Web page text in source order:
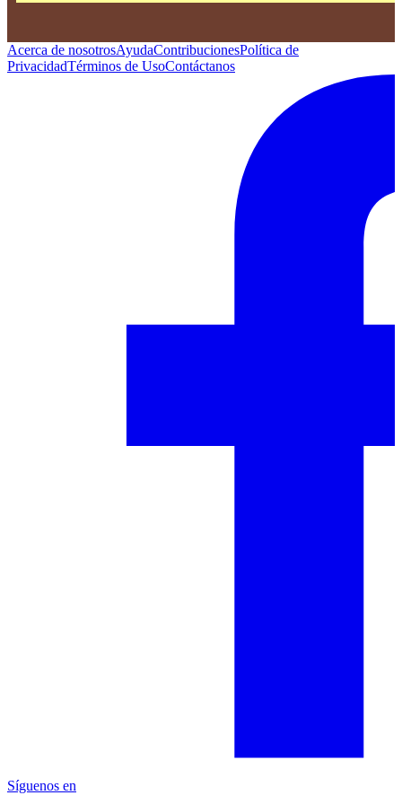
Acerca de nosotrosAyudaContribucionesPolítica de
PrivacidadTérminos de UsoContáctanos
Síguenos en